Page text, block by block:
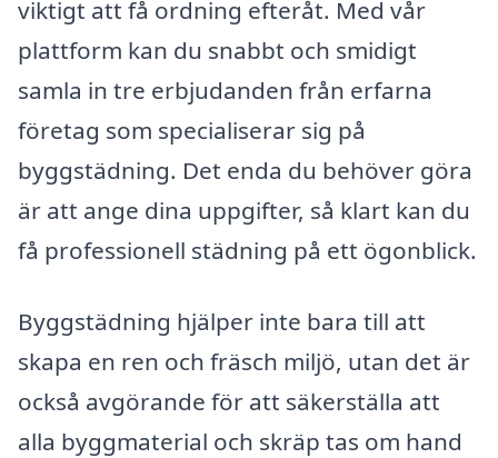
viktigt att få ordning efteråt. Med vår
plattform kan du snabbt och smidigt
samla in tre erbjudanden från erfarna
företag som specialiserar sig på
byggstädning. Det enda du behöver göra
är att ange dina uppgifter, så klart kan du
få professionell städning på ett ögonblick.
Byggstädning hjälper inte bara till att
skapa en ren och fräsch miljö, utan det är
också avgörande för att säkerställa att
alla byggmaterial och skräp tas om hand